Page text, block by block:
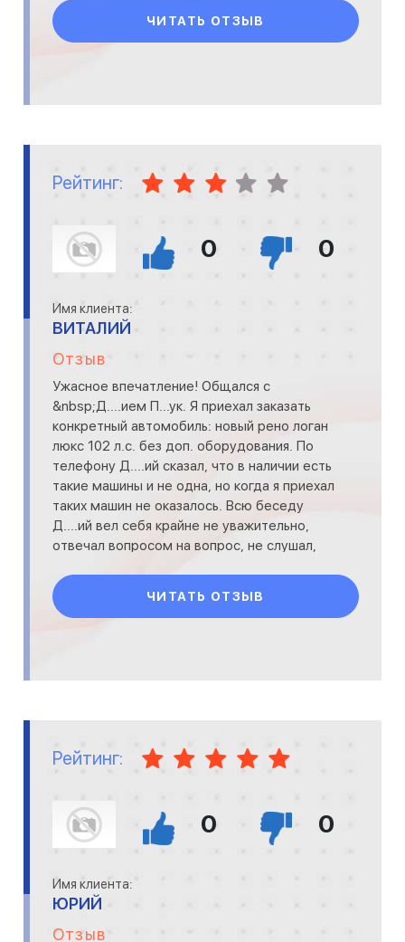
компенсируется итог
ЧИТАТЬ ОТЗЫВ
Рейтинг:
0 0
Имя клиента:
ВИТАЛИЙ
Отзыв
Ужасное впечатление! Общался с
&nbsp;Д....ием П...ук. Я приехал заказать
конкретный автомобиль: новый рено логан
люкс 102 л.с. без доп. оборудования. По
телефону Д....ий сказал, что в наличии есть
такие машины и не одна, но когда я приехал
таких машин не оказалось. Всю беседу
Д....ий вел себя крайне не уважительно,
отвечал вопросом на вопрос, не слушал,
ЧИТАТЬ ОТЗЫВ
Рейтинг:
0 0
Имя клиента:
ЮРИЙ
Отзыв